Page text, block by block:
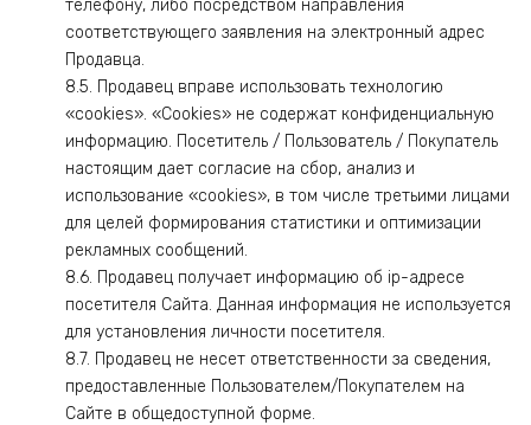
телефону, либо посредством направления
соответствующего заявления на электронный адрес
Продавца.
8.5. Продавец вправе использовать технологию
«cookies». «Cookies» не содержат конфиденциальную
информацию. Посетитель / Пользователь / Покупатель
настоящим дает согласие на сбор, анализ и
использование «cookies», в том числе третьими лицами
для целей формирования статистики и оптимизации
рекламных сообщений.
8.6. Продавец получает информацию об ip-адресе
посетителя Сайта. Данная информация не используется
для установления личности посетителя.
8.7. Продавец не несет ответственности за сведения,
предоставленные Пользователем/Покупателем на
Сайте в общедоступной форме.